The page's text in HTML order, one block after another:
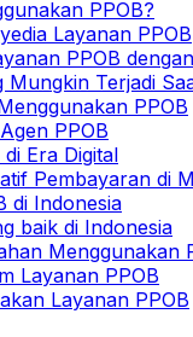
PPOB?
Layanan PPOB
PPOB
Terjadi
PPOB
PPOB
Era Digital
Pembayaran di
di Indonesia
baik di Indonesia
Menggunakan
Layanan PPOB
Layanan PPOB